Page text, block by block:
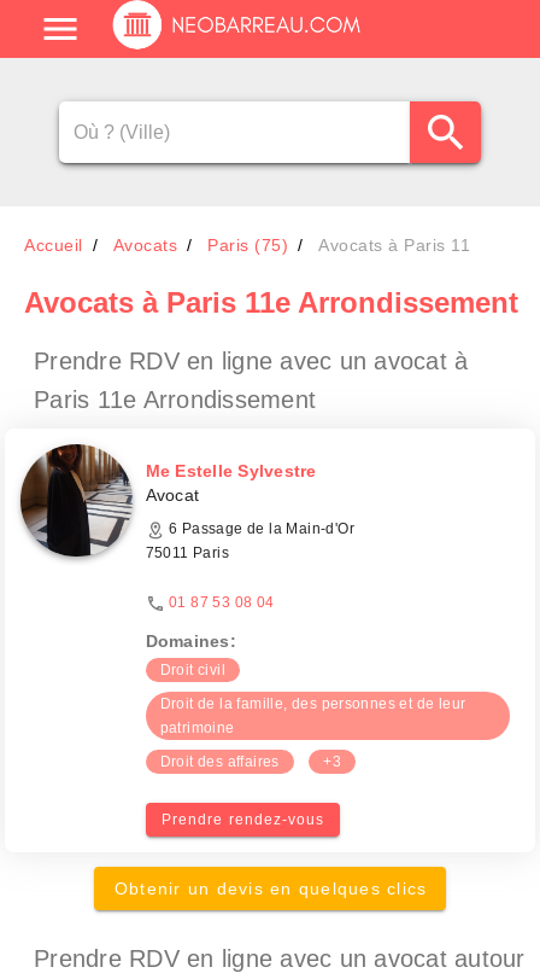
Accueil Avocats Paris (75) Avocats à Paris 11
Avocats à Paris 11e Arrondissement
Prendre RDV en ligne avec un avocat à
Paris 11e Arrondissement
Me Estelle Sylvestre
Avocat
6 Passage de la Main-d'Or
75011 Paris
01 87 53 08 04
Domaines:
Droit civil
Droit de la famille, des personnes et de leur
patrimoine
Droit des affaires
+3
Prendre rendez-vous
Obtenir un devis en quelques clics
Prendre RDV en ligne avec un avocat autour